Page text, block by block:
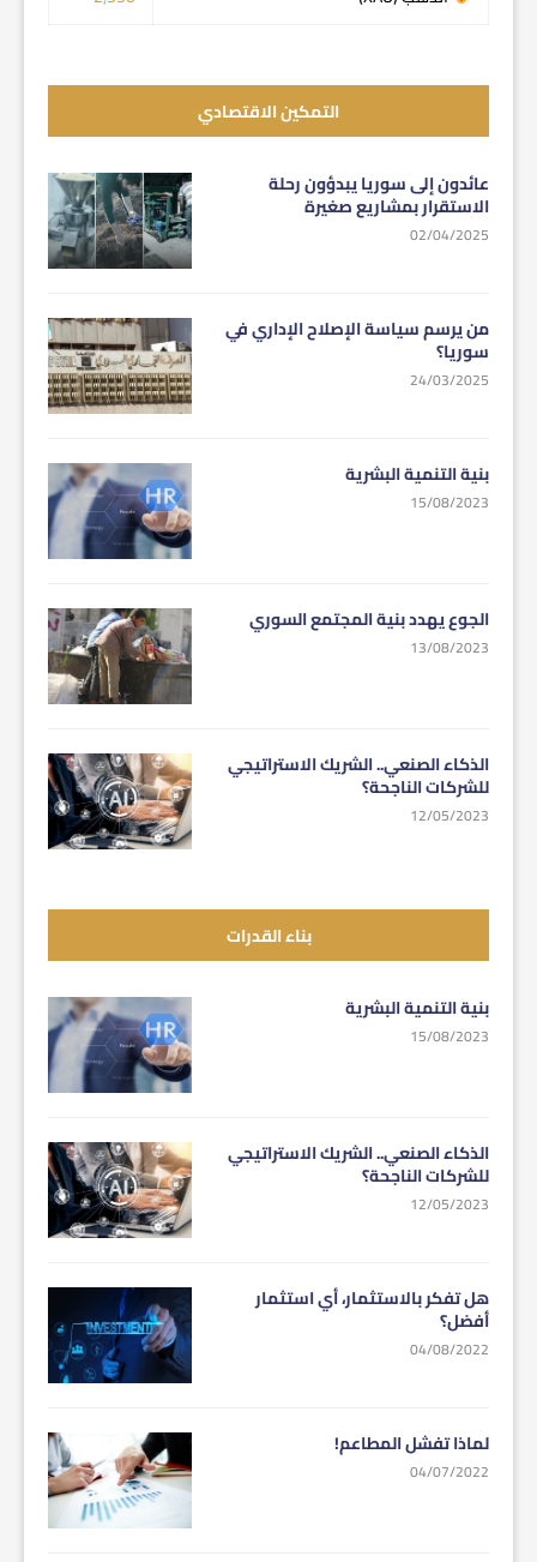
التمكين الاقتصادي
عائدون إلى سوريا يبدؤون رحلة
الاستقرار بمشاريع صغيرة
02/04/2025
من يرسم سياسة الإصلاح الإداري في
سوريا؟
24/03/2025
بنية التنمية البشرية
15/08/2023
الجوع يهدد بنية المجتمع السوري
13/08/2023
الذكاء الصنعي.. الشريك الاستراتيجي
للشركات الناجحة؟
12/05/2023
بناء القدرات
بنية التنمية البشرية
15/08/2023
الذكاء الصنعي.. الشريك الاستراتيجي
للشركات الناجحة؟
12/05/2023
هل تفكر بالاستثمار، أي استثمار
أفضل؟
04/08/2022
لماذا تفشل المطاعم!
04/07/2022